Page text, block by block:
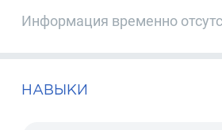
Информация временно
НАВЫКИ